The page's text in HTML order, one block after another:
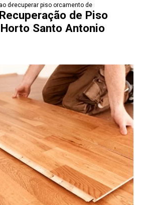
de pisos
recuperar piso laminado de madeira
orcamento de recuperacao de
de Piso
Santo Antonio